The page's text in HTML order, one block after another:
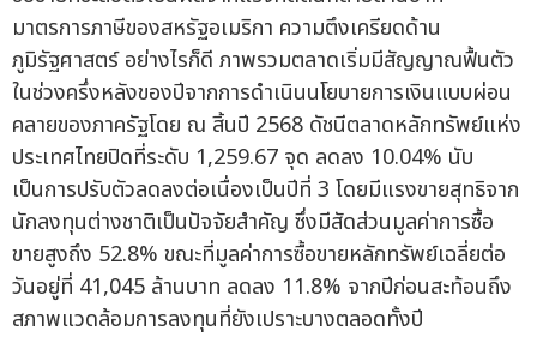
มาตรการภาษีของสหรัฐอเมริกา ความตึงเครียดด้าน
ภูมิรัฐศาสตร์ อย่างไรก็ดี ภาพรวมตลาดเริ่มมีสัญญาณฟื้นตัว
ในช่วงครึ่งหลังของปีจากการดำเนินนโยบายการเงินแบบผ่อน
คลายของภาครัฐโดย ณ สิ้นปี 2568 ดัชนีตลาดหลักทรัพย์แห่ง
ประเทศไทยปิดที่ระดับ 1,259.67 จุด ลดลง 10.04% นับ
เป็นการปรับตัวลดลงต่อเนื่องเป็นปีที่ 3 โดยมีแรงขายสุทธิจาก
นักลงทุนต่างชาติเป็นปัจจัยสำคัญ ซึ่งมีสัดส่วนมูลค่าการซื้อ
ขายสูงถึง 52.8% ขณะที่มูลค่าการซื้อขายหลักทรัพย์เฉลี่ยต่อ
วันอยู่ที่ 41,045 ล้านบาท ลดลง 11.8% จากปีก่อนสะท้อนถึง
สภาพแวดล้อมการลงทุนที่ยังเปราะบางตลอดทั้งปี